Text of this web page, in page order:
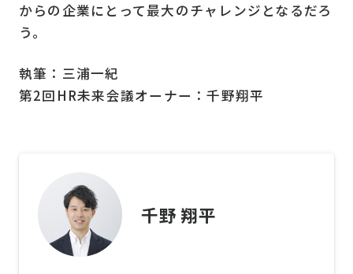
からの企業にとって最大のチャレンジとなるだろ
う。
執筆： 三浦一紀
第2回HR未来会議オーナー：千野翔平
千野 翔平